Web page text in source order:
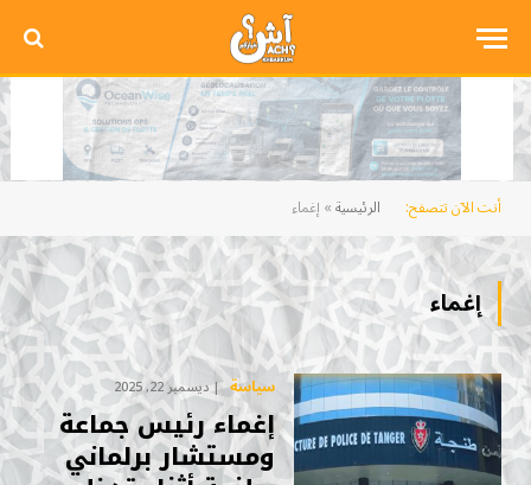
أنت الآن تتصفح: الرئيسية» إغماء
إغماء
سياسة ديسمبر 22, 2025
إغماء رئيس جماعة
ومستشار برلماني